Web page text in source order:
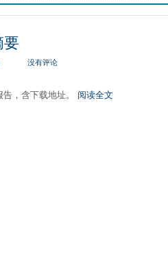
要
没有评论
，含下载地址。 阅读全文